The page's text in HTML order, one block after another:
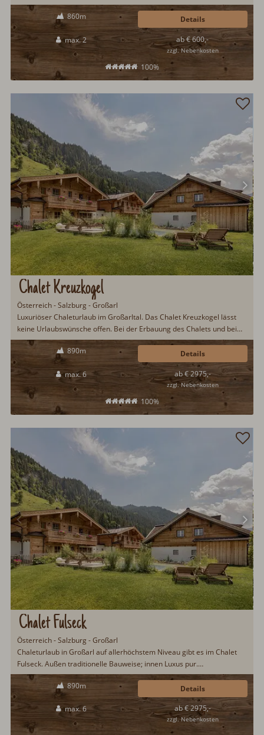
eingerichtete Hütte befindet sich noch in Originalzustand. Hier wird
größten Wert auf einen Hüttenurlaub wie anno dazumal gelegt. Ideal
für Pärchen, welche sich mal eine Auszeit gönnen möchten…
860m
max. 2
100%
ab € 600,-
zzgl. Nebenkosten
Details
Chalet Kreuzkogel
Österreich - Salzburg - Großarl
Luxuriöser Chaleturlaub im Großarltal. Das Chalet Kreuzkogel lässt
keine Urlaubswünsche offen. Bei der Erbauung des Chalets und bei
der Inneneinrichtung, wurde größten Wert auf hochwertige und
regionale Materialien gelegt. Zur Ausstattung zählen u.a. ein 50m²
großer Naturbadeteich, Frühstücksservice, Kamin, Wellnessbereich
mit Sauna & Regendusche...
890m
max. 6
100%
ab € 2975,-
zzgl. Nebenkosten
Details
Chalet Fulseck
Österreich - Salzburg - Großarl
Chaleturlaub in Großarl auf allerhöchstem Niveau gibt es im Chalet
Fulseck. Außen traditionelle Bauweise; innen Luxus pur.
Frühstücksservice, Naturbadeteich, offener Kamin, Wellnessbereich
mit Sauna & Regendusche gehören u.a. zu den Leistungen im Chalet
Fulseck. Das Großarltal ist Sommer wie Winter ein beliebtes
Urlaubsziel bei Gästen aus dem In- und Ausland...
890m
max. 6 ab € 2975,-
zzgl. Nebenkosten
Details